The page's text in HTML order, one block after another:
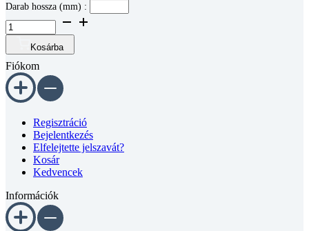
Darab hossza (mm) :
Bosch
komp.
aluprofil
30
x
30
mm,
horonyméret(méretre
vágva)
mennyiség
Kosárba
Fiókom
Regisztráció
Bejelentkezés
Elfelejtette jelszavát?
Kosár
Kedvencek
Információk